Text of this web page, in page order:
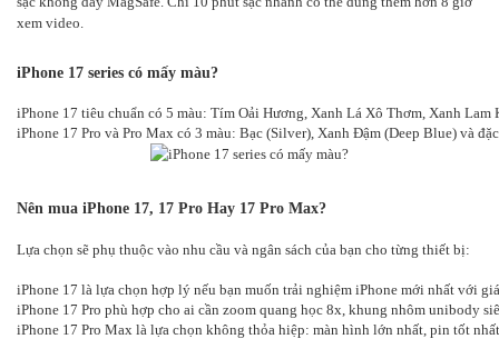
xem video.
iPhone 17 series có mấy màu?
iPhone 17 tiêu chuẩn có 5 màu: Tím Oải Hương, Xanh Lá Xô Thơm, Xanh
iPhone 17 Pro và Pro Max có 3 màu: Bạc (Silver), Xanh Đậm (Deep Blue) và
Nên mua iPhone 17, 17 Pro Hay 17 Pro Max?
Lựa chọn sẽ phụ thuộc vào nhu cầu và ngân sách của bạn cho từng thiết bị:
iPhone 17 là lựa chọn hợp lý nếu bạn muốn trải nghiệm iPhone mới nhất với
iPhone 17 Pro phù hợp cho ai cần zoom quang học 8x, khung nhôm unibody
iPhone 17 Pro Max là lựa chọn không thỏa hiệp: màn hình lớn nhất, pin tốt